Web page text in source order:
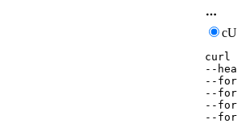
curl
--
--
--
--
--